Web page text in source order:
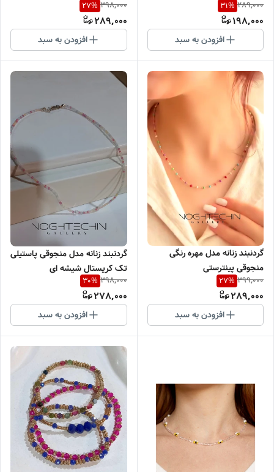
289,000
31%
198,000
افزودن به سبد
398,000
27%
289,000
افزودن به سبد
گردنبند زنانه مدل مهره رنگی
منجوقی پینترستی
399,000
27%
289,000
افزودن به سبد
گردنبند زنانه مدل منجوقی پاستیلی
تک کریستال شیشه ای
398,000
30%
278,000
افزودن به سبد